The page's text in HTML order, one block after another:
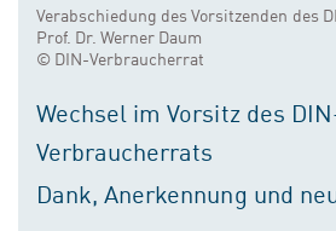
Verabschiedung des Vorsitzenden des
Prof. Dr. Werner Daum
© DIN-Verbraucherrat
Wechsel im Vorsitz des
Verbraucherrats
Dank, Anerkennung und